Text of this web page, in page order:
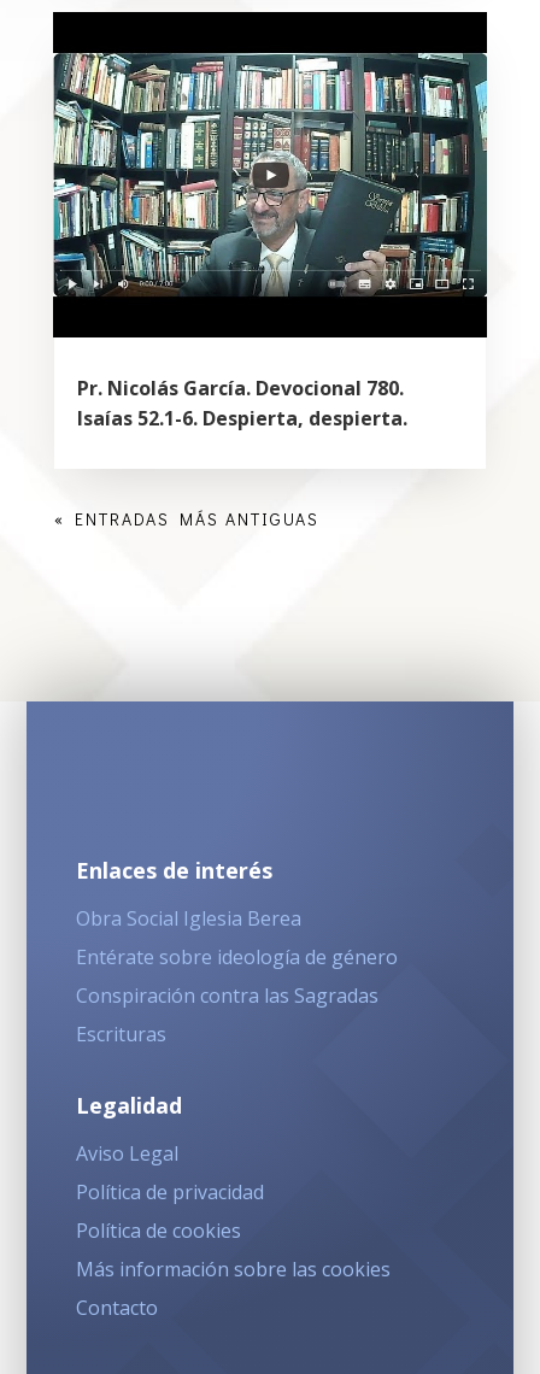
Pr. Nicolás García. Devocional 780.
Isaías 52.1-6. Despierta, despierta.
« ENTRADAS MÁS ANTIGUAS
Enlaces de interés
Obra Social Iglesia Berea
Entérate sobre ideología de género
Conspiración contra las Sagradas
Escrituras
Legalidad
Aviso Legal
Política de privacidad
Política de cookies
Más información sobre las cookies
Contacto